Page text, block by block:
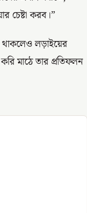
চেষ্টা করব।”
থাকলেও লড়াইয়ের
মাঠে তার প্রতিফলন